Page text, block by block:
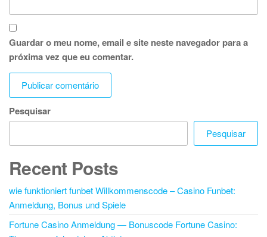
Guardar o meu nome, email e site neste navegador para a
próxima vez que eu comentar.
Pesquisar
Pesquisar
Recent Posts
wie funktioniert funbet Willkommenscode – Casino Funbet:
Anmeldung, Bonus und Spiele
Fortune Casino Anmeldung — Bonuscode Fortune Casino: